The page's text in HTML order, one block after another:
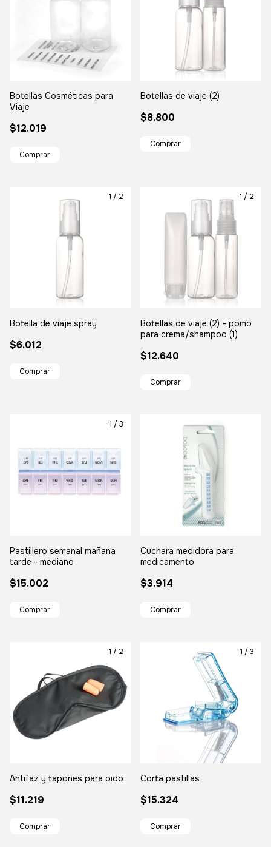
Botellas Cosméticas para
Viaje
$12.019
Botellas de viaje (2)
$8.800
1 / 2
Botella de viaje spray
$6.012
1 / 2
Botellas de viaje (2) + pomo
para crema/shampoo (1)
$12.640
1 / 3
Pastillero semanal mañana
tarde - mediano
$15.002
Cuchara medidora para
medicamento
$3.914
1 / 2
Antifaz y tapones para oido
$11.219
1 / 3
Corta pastillas
$15.324